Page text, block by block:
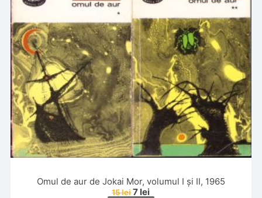
Omul de aur de Jokai Mor, volumul I și II, 1965
15lei7 lei